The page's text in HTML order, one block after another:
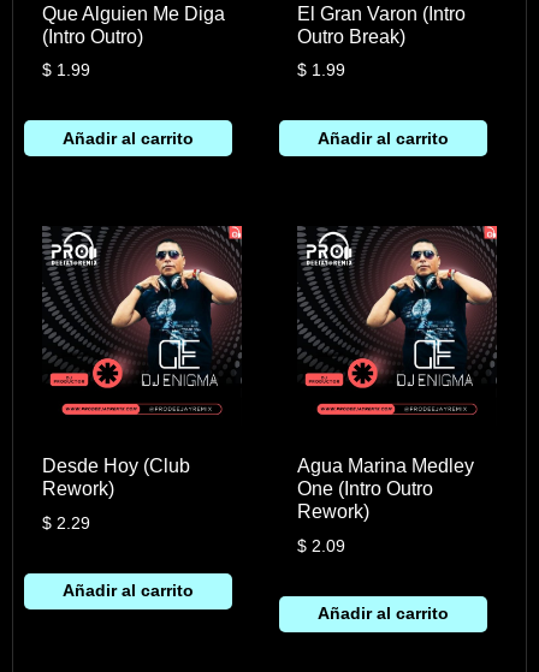
Que Alguien Me Diga
(Intro Outro)
$1.99
Añadir al carrito
El Gran Varon (Intro
Outro Break)
$ 1.99
Añadir al carrito
Desde Hoy (Club
Rework)
$2.29
Añadir al carrito
Agua Marina Medley
One (Intro Outro
Rework)
$ 2.09
Añadir al carrito